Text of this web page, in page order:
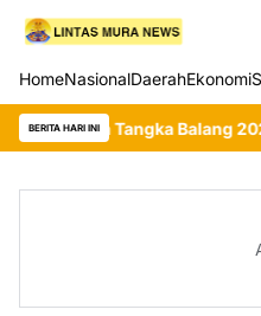
HomeNasionalDaerahEkonomi
BERITA HARI INI
Tangka Balang 2026 Festival